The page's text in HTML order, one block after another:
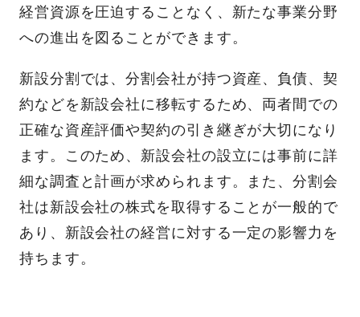
経営資源を圧迫することなく、新たな事業分野
への進出を図ることができます。
新設分割では、分割会社が持つ資産、負債、契
約などを新設会社に移転するため、両者間での
正確な資産評価や契約の引き継ぎが大切になり
ます。このため、新設会社の設立には事前に詳
細な調査と計画が求められます。また、分割会
社は新設会社の株式を取得することが一般的で
あり、新設会社の経営に対する一定の影響力を
持ちます。